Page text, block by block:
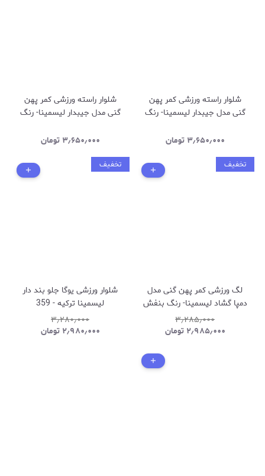
شلوار راسته ورزشی کمر پهن
گنی مدل جیبدار لیسمینا- رنگ
۳٫۶۵۰٫۰۰۰ تومان
شلوار راسته ورزشی کمر پهن
گنی مدل جیبدار لیسمینا- رنگ
۳٫۶۵۰٫۰۰۰ تومان
تخفیف
لگ ورزشی کمر پهن گنی مدل
دمپا گشاد لیسمینا- رنگ بنفش
1195
۳٫۲۸۵٫۰۰۰
۲٫۹۸۵٫۰۰۰ تومان
تخفیف
شلوار ورزشی یوگا جلو بند دار
لیسمینا ترکیه - 359
۳٫۲۸۰٫۰۰۰
۲٫۹۸۰٫۰۰۰ تومان